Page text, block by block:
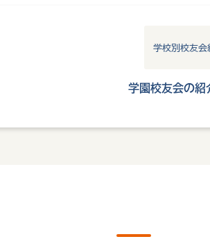
学校別校友会
学園校友会の紹